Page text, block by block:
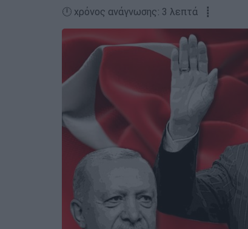
🕛 χρόνος ανάγνωσης: 3 λεπτά ┋